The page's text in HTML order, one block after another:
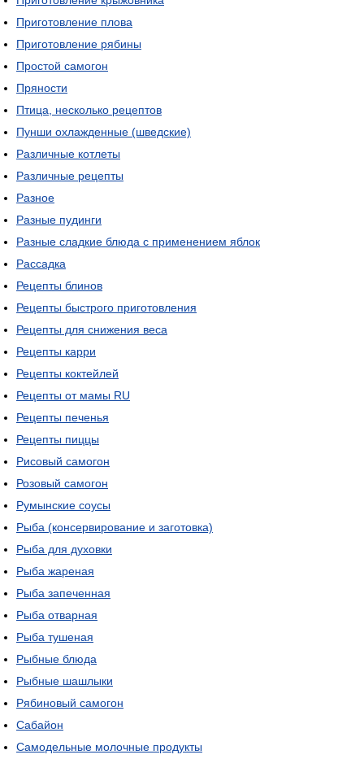
Приготовление плова
Приготовление рябины
Простой самогон
Пряности
Птица, несколько рецептов
Пунши охлажденные (шведские)
Различные котлеты
Различные рецепты
Разное
Разные пудинги
Разные сладкие блюда с применением яблок
Рассадка
Рецепты блинов
Рецепты быстрого приготовления
Рецепты для снижения веса
Рецепты карри
Рецепты коктейлей
Рецепты от мамы RU
Рецепты печенья
Рецепты пиццы
Рисовый самогон
Розовый самогон
Румынские соусы
Рыба (консервирование и заготовка)
Рыба для духовки
Рыба жареная
Рыба запеченная
Рыба отварная
Рыба тушеная
Рыбные блюда
Рыбные шашлыки
Рябиновый самогон
Сабайон
Самодельные молочные продукты